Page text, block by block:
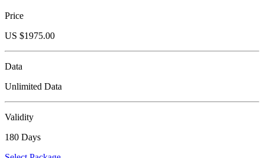
Price
US $1975.00
Data
Unlimited Data
Validity
180 Days